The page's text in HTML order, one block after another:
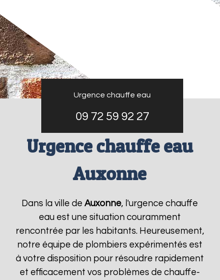
Urgence chauffe eau
09 72 59 92 27
Urgence chauffe eau
Auxonne
Dans la ville deAuxonne, l'urgence chauffe
eau est une situation couramment
rencontrée par les habitants. Heureusement,
notre équipe de plombiers expérimentés est
à votre disposition pour résoudre rapidement
et efficacement vos problèmes de chauffe-